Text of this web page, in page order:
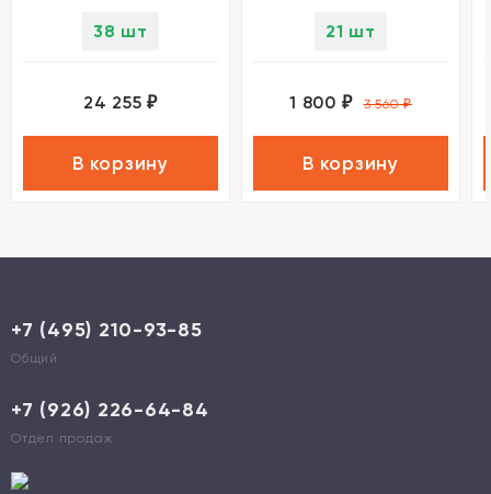
38 шт
24 255₽
В корзину
21 шт
1 800 ₽ 3 560₽
В корзину
+7 (495) 210-93-85
Общий
+7 (926) 226-64-84
Отдел продаж